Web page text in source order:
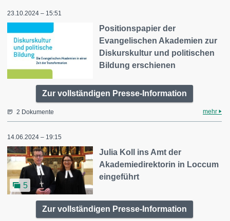
23.10.2024 – 15:51
Positionspapier der
Evangelischen Akademien zur
Diskurskultur und politischen
Bildung erschienen
Zur vollständigen Presse-Information
2 Dokumente mehr
14.06.2024 – 19:15
5
Julia Koll ins Amt der
Akademiedirektorin in Loccum
eingeführt
Zur vollständigen Presse-Information